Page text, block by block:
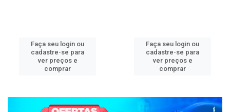
Faça seu login ou
cadastre-se para
ver preços e
comprar
Faça seu login ou
cadastre-se para
ver preços e
comprar